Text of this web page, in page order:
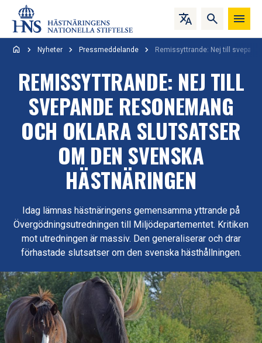
Hoppa till innehåll
Nyheter Pressmeddelande Remissyttrande: Nej till
REMISSYTTRANDE: NEJ TILL
SVEPANDE RESONEMANG
OCH OKLARA SLUTSATSER
OM DEN SVENSKA
HÄSTNÄRINGEN
Idag lämnas hästnäringens gemensamma yttrande på
Övergödningsutredningen till Miljödepartementet. Kritiken
mot utredningen är massiv. Den generaliserar och drar
förhastade slutsatser om den svenska hästhållningen.